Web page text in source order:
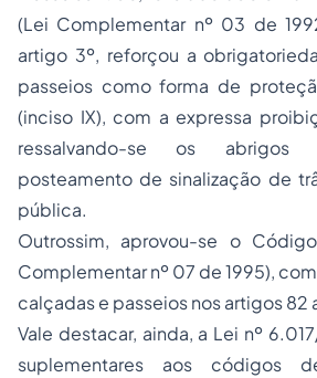
(Lei Complementar nº 03 de
artigo 3º, reforçou a
passeios como forma de
(inciso IX), com a expressa
ressalvando-se os abrigos
posteamento de sinalização de
pública.
Outrossim, aprovou-se o
Complementar nº 07 de 1995),
calçadas e passeios nos artigos 82
Vale destacar, ainda, a Lei nº
suplementares aos códigos